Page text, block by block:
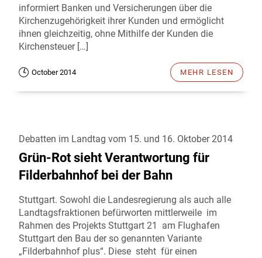
informiert Banken und Versicherungen über die
Kirchenzugehörigkeit ihrer Kunden und ermöglicht
ihnen gleichzeitig, ohne Mithilfe der Kunden die
Kirchensteuer […]
October 2014 MEHR LESEN
Debatten im Landtag vom 15. und 16. Oktober 2014
Grün-Rot sieht Verantwortung für
Filderbahnhof bei der Bahn
Stuttgart. Sowohl die Landesregierung als auch alle
Landtagsfraktionen befürworten mittlerweile im
Rahmen des Projekts Stuttgart 21 am Flughafen
Stuttgart den Bau der so genannten Variante
„Filderbahnhof plus“. Diese steht für einen